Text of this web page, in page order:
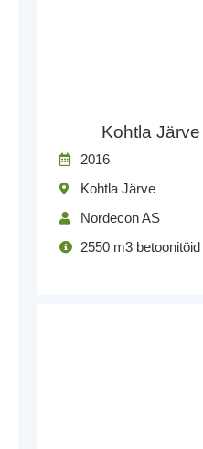
Kohtla
2016
Kohtla Järve
Nordecon AS
2550 m3 betoonitöid